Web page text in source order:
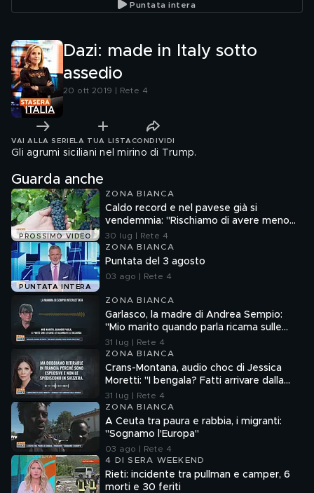
Puntata intera
Dazi: made in Italy sotto
assedio
20 ott 2019 | Rete 4
VAI ALLA SERIE LA TUA LISTA CONDIVIDI
Gli agrumi siciliani nel mirino di Trump.
Guarda anche
PROSSIMO VIDEO
ZONA BIANCA
Caldo record e nel pavese già si
vendemmia: "Rischiamo di avere meno
vino"
30 lug | Rete 4
PUNTATA INTERA
ZONA BIANCA
Puntata del 3 agosto
03 ago | Rete 4
ZONA BIANCA
Garlasco, la madre di Andrea Sempio:
"Mio marito quando parla ricama sulle
cose"
31 lug | Rete 4
ZONA BIANCA
Crans-Montana, audio choc di Jessica
Moretti: "I bengala? Fatti arrivare dalla
Francia"
31 lug | Rete 4
ZONA BIANCA
A Ceuta tra paura e rabbia, i migranti:
"Sognamo l'Europa"
03 ago | Rete 4
4 DI SERA WEEKEND
Rieti: incidente tra pullman e camper, 6
morti e 30 feriti